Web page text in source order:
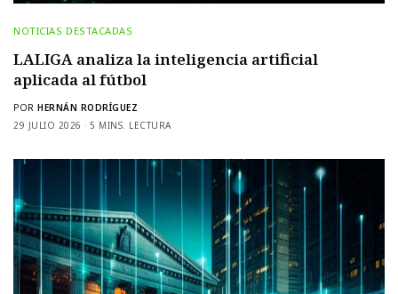
NOTICIAS DESTACADAS
LALIGA analiza la inteligencia artificial
aplicada al fútbol
POR HERNÁN RODRÍGUEZ
29 JULIO 2026
5 MINS. LECTURA